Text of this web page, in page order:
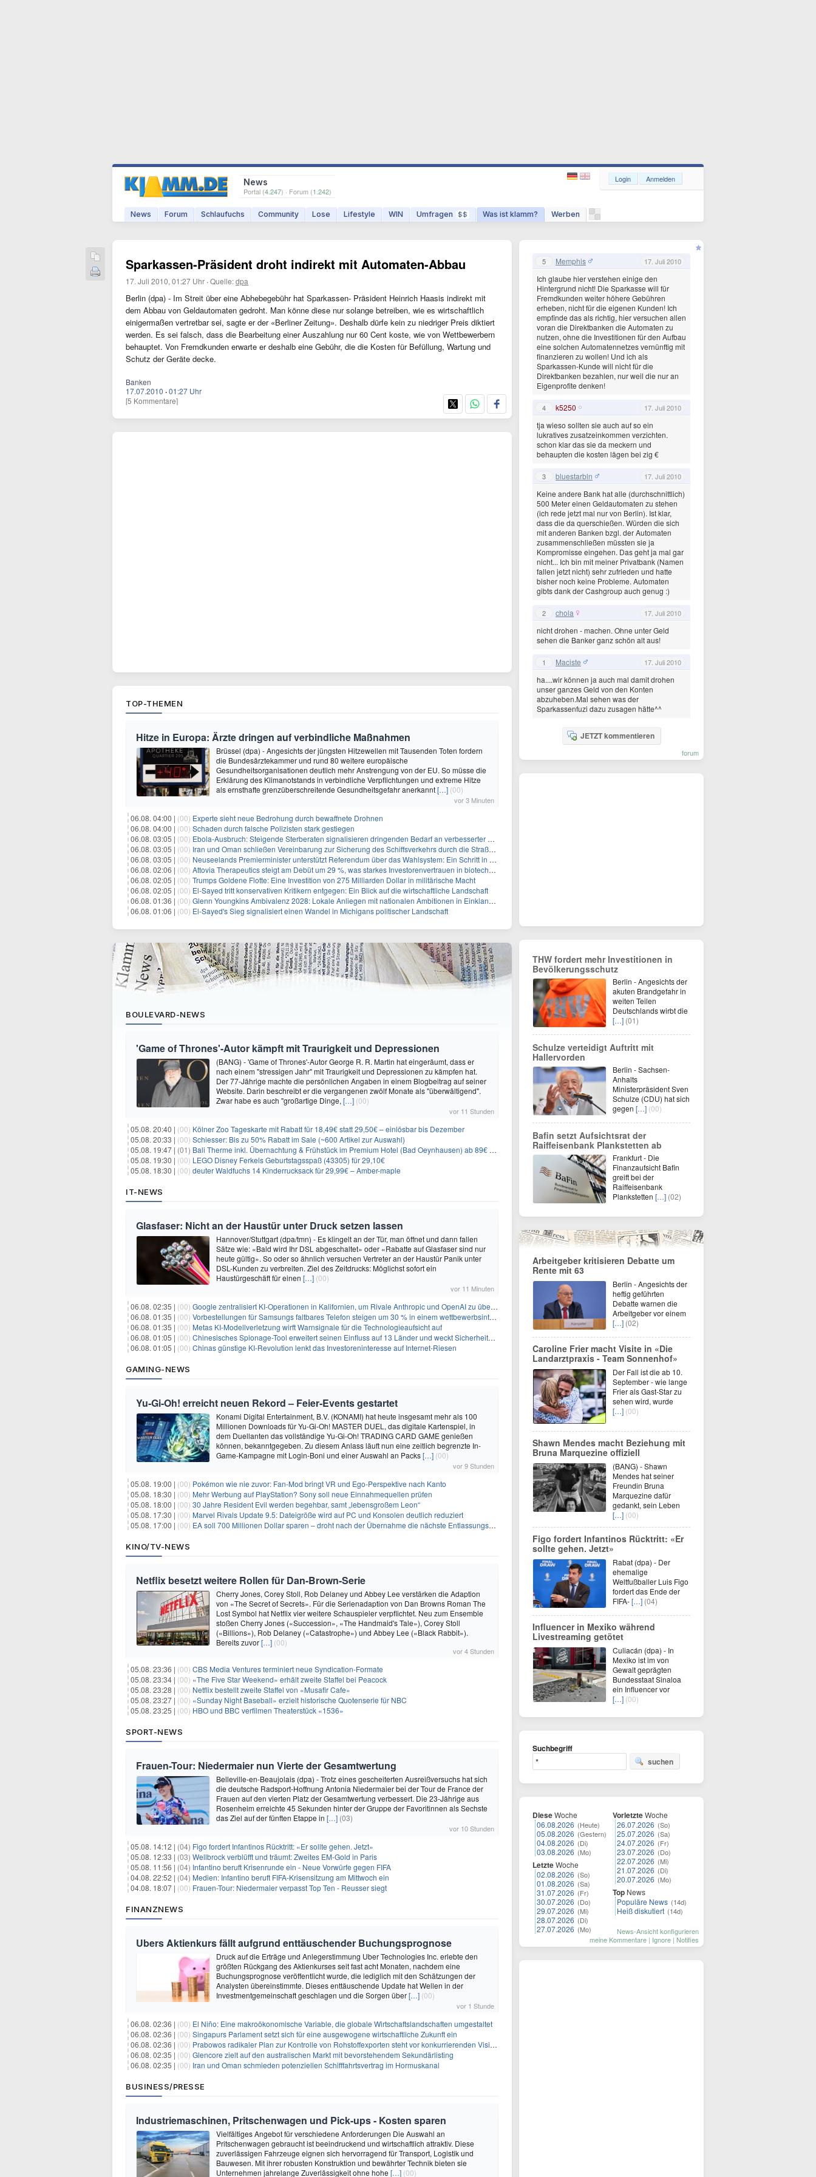
News
Portal (4.247) · Forum (1.242)
News Forum Schlaufuchs Community Lose Lifestyle WIN Umfragen $$ Was ist klamm? Werben
Login Anmelden
Sparkassen-Präsident droht indirekt mit Automaten-Abbau
17. Juli 2010, 01:27 Uhr ·Quelle:dpa
Berlin (dpa) - Im Streit über eine Abhebegebühr hat Sparkassen- Präsident Heinrich Haasis indirekt mit
dem Abbau von Geldautomaten gedroht. Man könne diese nur solange betreiben, wie es wirtschaftlich
einigermaßen vertretbar sei, sagte er der «Berliner Zeitung». Deshalb dürfe kein zu niedriger Preis diktiert
werden. Es sei falsch, dass die Bearbeitung einer Auszahlung nur 60 Cent koste, wie von Wettbewerbern
behauptet. Von Fremdkunden erwarte er deshalb eine Gebühr, die die Kosten für Befüllung, Wartung und
Schutz der Geräte decke.
Banken
17.07.2010 ·01:27 Uhr
[5 Kommentare]
TOP-THEMEN
Hitze in Europa: Ärzte dringen auf verbindliche Maßnahmen
Brüssel (dpa) - Angesichts der jüngsten Hitzewellen mit Tausenden Toten fordern
die Bundesärztekammer und rund 80 weitere europäische
Gesundheitsorganisationen deutlich mehr Anstrengung von der EU. So müsse die
Erklärung des Klimanotstands in verbindliche Verpflichtungen und extreme Hitze
als ernsthafte grenzüberschreitende Gesundheitsgefahr anerkannt[…] (00)
vor 3 Minuten
06.08. 04:00 | (00) Experte sieht neue Bedrohung durch bewaffnete Drohnen
06.08. 04:00 | (00) Schaden durch falsche Polizisten stark gestiegen
06.08. 03:05 | (00) Ebola-Ausbruch: Steigende Sterberaten signalisieren dringenden Bedarf an verbesserter Gesundheitsinfrastruktur
06.08. 03:05 | (00) Iran und Oman schließen Vereinbarung zur Sicherung des Schiffsverkehrs durch die Straße von Hormuz
06.08. 03:05 | (00) Neuseelands Premierminister unterstützt Referendum über das Wahlsystem: Ein Schritt in Richtung verbesserter demokratischer Beteiligung
06.08. 02:06 | (00) Attovia Therapeutics steigt am Debüt um 29 %, was starkes Investorenvertrauen in biotechnologische Innovation signalisiert
06.08. 02:05 | (00) Trumps Goldene Flotte: Eine Investition von 275 Milliarden Dollar in militärische Macht
06.08. 02:05 | (00) El-Sayed tritt konservativen Kritikern entgegen: Ein Blick auf die wirtschaftliche Landschaft
06.08. 01:36 | (00) Glenn Youngkins Ambivalenz 2028: Lokale Anliegen mit nationalen Ambitionen in Einklang bringen
06.08. 01:06 | (00) El-Sayed's Sieg signalisiert einen Wandel in Michigans politischer Landschaft
BOULEVARD-NEWS
'Game of Thrones'-Autor kämpft mit Traurigkeit und Depressionen
(BANG) - 'Game of Thrones'-Autor George R. R. Martin hat eingeräumt, dass er
nach einem "stressigen Jahr" mit Traurigkeit und Depressionen zu kämpfen hat.
Der 77-Jährige machte die persönlichen Angaben in einem Blogbeitrag auf seiner
Website. Darin beschreibt er die vergangenen zwölf Monate als "überwältigend".
Zwar habe es auch "großartige Dinge, […] (00)
vor 11 Stunden
05.08. 20:40 | (00) Kölner Zoo Tageskarte mit Rabatt für 18,49€ statt 29,50€ – einlösbar bis Dezember
05.08. 20:33 | (00) Schiesser: Bis zu 50% Rabatt im Sale (~600 Artikel zur Auswahl)
05.08. 19:47 | (01) Bali Therme inkl. Übernachtung & Frühstück im Premium Hotel (Bad Oeynhausen) ab 89€ p.P.
05.08. 19:30 | (00) LEGO Disney Ferkels Geburtstagsspaß (43305) für 29,10€
05.08. 18:30 | (00) deuter Waldfuchs 14 Kinderrucksack für 29,99€ – Amber-maple
IT-NEWS
Glasfaser: Nicht an der Haustür unter Druck setzen lassen
Hannover/Stuttgart (dpa/tmn) - Es klingelt an der Tür, man öffnet und dann fallen
Sätze wie: «Bald wird Ihr DSL abgeschaltet» oder «Rabatte auf Glasfaser sind nur
heute gültig». So oder so ähnlich versuchen Vertreter an der Haustür Panik unter
DSL-Kunden zu verbreiten. Ziel des Zeitdrucks: Möglichst sofort ein
Haustürgeschäft für einen […] (00)
vor 11 Minuten
06.08. 02:35 | (00) Google zentralisiert KI-Operationen in Kalifornien, um Rivale Anthropic und OpenAI zu überholen
06.08. 01:35 | (00) Vorbestellungen für Samsungs faltbares Telefon steigen um 30 % in einem wettbewerbsintensiven Markt
06.08. 01:35 | (00) Metas KI-Modellverletzung wirft Warnsignale für die Technologieaufsicht auf
06.08. 01:05 | (00) Chinesisches Spionage-Tool erweitert seinen Einfluss auf 13 Länder und weckt Sicherheitsbedenken
06.08. 01:05 | (00) Chinas günstige KI-Revolution lenkt das Investoreninteresse auf Internet-Riesen
GAMING-NEWS
Yu‑Gi‑Oh! erreicht neuen Rekord – Feier‑Events gestartet
Konami Digital Entertainment, B.V. (KONAMI) hat heute insgesamt mehr als 100
Millionen Downloads für Yu-Gi-Oh! MASTER DUEL, das digitale Kartenspiel, in
dem Duellanten das vollständige Yu-Gi-Oh! TRADING CARD GAME genießen
können, bekanntgegeben. Zu diesem Anlass läuft nun eine zeitlich begrenzte In-
Game-Kampagne mit Login-Boni und einer Auswahl an Packs[…] (00)
vor 9 Stunden
05.08. 19:00 | (00) Pokémon wie nie zuvor: Fan-Mod bringt VR und Ego-Perspektive nach Kanto
05.08. 18:30 | (00) Mehr Werbung auf PlayStation? Sony soll neue Einnahmequellen prüfen
05.08. 18:00 | (00) 30 Jahre Resident Evil werden begehbar, samt „lebensgroßem Leon“
05.08. 17:30 | (00) Marvel Rivals Update 9.5: Dateigröße wird auf PC und Konsolen deutlich reduziert
05.08. 17:00 | (00) EA soll 700 Millionen Dollar sparen – droht nach der Übernahme die nächste Entlassungswelle?
KINO/TV-NEWS
Netflix besetzt weitere Rollen für Dan-Brown-Serie
Cherry Jones, Corey Stoll, Rob Delaney und Abbey Lee verstärken die Adaption
von «The Secret of Secrets». Für die Serienadaption von Dan Browns Roman The
Lost Symbol hat Netflix vier weitere Schauspieler verpflichtet. Neu zum Ensemble
stoßen Cherry Jones («Succession», «The Handmaid's Tale»), Corey Stoll
(«Billions»), Rob Delaney («Catastrophe») und Abbey Lee («Black Rabbit»).
Bereits zuvor[…] (00)
vor 4 Stunden
05.08. 23:36 | (00) CBS Media Ventures terminiert neue Syndication-Formate
05.08. 23:34 | (00) «The Five Star Weekend» erhält zweite Staffel bei Peacock
05.08. 23:28 | (00) Netflix bestellt zweite Staffel von «Musafir Cafe»
05.08. 23:27 | (00) «Sunday Night Baseball» erzielt historische Quotenserie für NBC
05.08. 23:25 | (00) HBO und BBC verfilmen Theaterstück «1536»
SPORT-NEWS
Frauen-Tour: Niedermaier nun Vierte der Gesamtwertung
Belleville-en-Beaujolais (dpa) - Trotz eines gescheiterten Ausreißversuchs hat sich
die deutsche Radsport-Hoffnung Antonia Niedermaier bei der Tour de France der
Frauen auf den vierten Platz der Gesamtwertung verbessert. Die 23-Jährige aus
Rosenheim erreichte 45 Sekunden hinter der Gruppe der Favoritinnen als Sechste
das Ziel auf der fünften Etappe in […] (03)
vor 10 Stunden
05.08. 14:12 | (04) Figo fordert Infantinos Rücktritt: «Er sollte gehen. Jetzt»
05.08. 12:33 | (03) Wellbrock verblüfft und träumt: Zweites EM-Gold in Paris
05.08. 11:56 | (04) Infantino beruft Krisenrunde ein - Neue Vorwürfe gegen FIFA
04.08. 22:52 | (04) Medien: Infantino beruft FIFA-Krisensitzung am Mittwoch ein
04.08. 18:07 | (00) Frauen-Tour: Niedermaier verpasst Top Ten - Reusser siegt
FINANZNEWS
Ubers Aktienkurs fällt aufgrund enttäuschender Buchungsprognose
Druck auf die Erträge und Anlegerstimmung Uber Technologies Inc. erlebte den
größten Rückgang des Aktienkurses seit fast acht Monaten, nachdem eine
Buchungsprognose veröffentlicht wurde, die lediglich mit den Schätzungen der
Analysten übereinstimmte. Dieses enttäuschende Update hat Wellen in der
Investmentgemeinschaft geschlagen und die Sorgen über[…] (00)
vor 1 Stunde
06.08. 02:36 | (00) El Niño: Eine makroökonomische Variable, die globale Wirtschaftslandschaften umgestaltet
06.08. 02:36 | (00) Singapurs Parlament setzt sich für eine ausgewogene wirtschaftliche Zukunft ein
06.08. 02:36 | (00) Prabowos radikaler Plan zur Kontrolle von Rohstoffexporten steht vor konkurrierenden Visionen
06.08. 02:35 | (00) Glencore zielt auf den australischen Markt mit bevorstehendem Sekundärlisting
06.08. 02:35 | (00) Iran und Oman schmieden potenziellen Schifffahrtsvertrag im Hormuskanal
BUSINESS/PRESSE
Industriemaschinen, Pritschenwagen und Pick-ups - Kosten sparen
Vielfältiges Angebot für verschiedene Anforderungen Die Auswahl an
Pritschenwagen gebraucht ist beeindruckend und wirtschaftlich attraktiv. Diese
zuverlässigen Fahrzeuge eignen sich hervorragend für Transport, Logistik und
Bauwesen. Mit ihrer robusten Konstruktion und bewährter Technik bieten sie
Unternehmen jahrelange Zuverlässigkeit ohne hohe […] (00)
5 Memphis 17. Juli 2010
Ich glaube hier verstehen einige den
Hintergrund nicht! Die Sparkasse will für
Fremdkunden weiter höhere Gebühren
erheben, nicht für die eigenen Kunden! Ich
empfinde das als richtig, hier versuchen allen
voran die Direktbanken die Automaten zu
nutzen, ohne die Investitionen für den Aufbau
eine solchen Automatennetzes vernünftig mit
finanzieren zu wollen! Und ich als
Sparkassen-Kunde will nicht für die
Direktbanken bezahlen, nur weil die nur an
Eigenprofite denken!
4 k5250 17. Juli 2010
tja wieso sollten sie auch auf so ein
lukratives zusatzeinkommen verzichten.
schon klar das sie da meckern und
behaupten die kosten lägen bei zig €
3 bluestarbln 17. Juli 2010
Keine andere Bank hat alle (durchschnittlich)
500 Meter einen Geldautomaten zu stehen
(ich rede jetzt mal nur von Berlin). Ist klar,
dass die da querschießen. Würden die sich
mit anderen Banken bzgl. der Automaten
zusammenschließen müssten sie ja
Kompromisse eingehen. Das geht ja mal gar
nicht... Ich bin mit meiner Privatbank (Namen
fallen jetzt nicht) sehr zufrieden und hatte
bisher noch keine Probleme. Automaten
gibts dank der Cashgroup auch genug :)
2 chola 17. Juli 2010
nicht drohen - machen. Ohne unter Geld
sehen die Banker ganz schön alt aus!
1 Maciste 17. Juli 2010
ha....wir können ja auch mal damit drohen
unser ganzes Geld von den Konten
abzuheben.Mal sehen was der
Sparkassenfuzi dazu zusagen hätte^^
JETZT kommentieren
forum
THW fordert mehr Investitionen in
Bevölkerungsschutz
Berlin - Angesichts der
akuten Brandgefahr in
weiten Teilen
Deutschlands wirbt die
[…] (01)
Schulze verteidigt Auftritt mit
Hallervorden
Berlin - Sachsen-
Anhalts
Ministerpräsident Sven
Schulze (CDU) hat sich
gegen […] (00)
Bafin setzt Aufsichtsrat der
Raiffeisenbank Plankstetten ab
Frankfurt - Die
Finanzaufsicht Bafin
greift bei der
Raiffeisenbank
Plankstetten […] (02)
Arbeitgeber kritisieren Debatte um
Rente mit 63
Berlin - Angesichts der
heftig geführten
Debatte warnen die
Arbeitgeber vor einem
[…] (02)
Caroline Frier macht Visite in «Die
Landarztpraxis - Team Sonnenhof»
Der Fall ist die ab 10.
September - wie lange
Frier als Gast-Star zu
sehen wird, wurde
[…] (00)
Shawn Mendes macht Beziehung mit
Bruna Marquezine offiziell
(BANG) - Shawn
Mendes hat seiner
Freundin Bruna
Marquezine dafür
gedankt, sein Leben
[…] (00)
Figo fordert Infantinos Rücktritt: «Er
sollte gehen. Jetzt»
Rabat (dpa) - Der
ehemalige
Weltfußballer Luis Figo
fordert das Ende der
FIFA-[…] (04)
Influencer in Mexiko während
Livestreaming getötet
Culiacán (dpa) - In
Mexiko ist im von
Gewalt geprägten
Bundesstaat Sinaloa
ein Influencer vor
[…] (00)
Suchbegriff
suchen
DieseWoche
06.08.2026 (Heute)
05.08.2026 (Gestern)
04.08.2026 (Di)
03.08.2026 (Mo)
LetzteWoche
02.08.2026 (So)
01.08.2026 (Sa)
31.07.2026 (Fr)
30.07.2026 (Do)
29.07.2026 (Mi)
28.07.2026 (Di)
27.07.2026 (Mo)
VorletzteWoche
26.07.2026 (So)
25.07.2026 (Sa)
24.07.2026 (Fr)
23.07.2026 (Do)
22.07.2026 (Mi)
21.07.2026 (Di)
20.07.2026 (Mo)
Top News
Populäre News (14d)
Heiß diskutiert (14d)
News-Ansicht konfigurieren
meine Kommentare | Ignore | Notifies